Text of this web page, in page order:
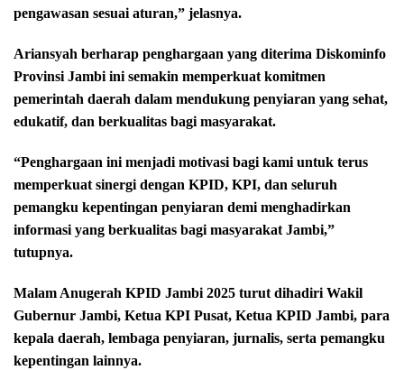
pengawasan sesuai aturan,” jelasnya.
Ariansyah berharap penghargaan yang diterima Diskominfo
Provinsi Jambi ini semakin memperkuat komitmen
pemerintah daerah dalam mendukung penyiaran yang sehat,
edukatif, dan berkualitas bagi masyarakat.
“Penghargaan ini menjadi motivasi bagi kami untuk terus
memperkuat sinergi dengan KPID, KPI, dan seluruh
pemangku kepentingan penyiaran demi menghadirkan
informasi yang berkualitas bagi masyarakat Jambi,”
tutupnya.
Malam Anugerah KPID Jambi 2025 turut dihadiri Wakil
Gubernur Jambi, Ketua KPI Pusat, Ketua KPID Jambi, para
kepala daerah, lembaga penyiaran, jurnalis, serta pemangku
kepentingan lainnya.